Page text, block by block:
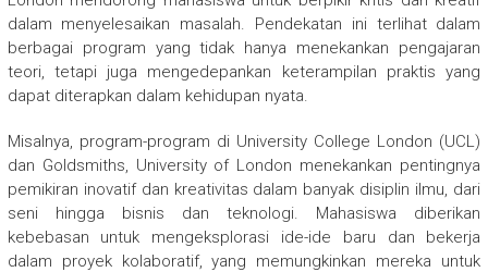
dalam menyelesaikan masalah. Pendekatan ini terlihat dalam
berbagai program yang tidak hanya menekankan pengajaran
teori, tetapi juga mengedepankan keterampilan praktis yang
dapat diterapkan dalam kehidupan nyata.
Misalnya, program-program di University College London (UCL)
dan Goldsmiths, University of London menekankan pentingnya
pemikiran inovatif dan kreativitas dalam banyak disiplin ilmu, dari
seni hingga bisnis dan teknologi. Mahasiswa diberikan
kebebasan untuk mengeksplorasi ide-ide baru dan bekerja
dalam proyek kolaboratif, yang memungkinkan mereka untuk